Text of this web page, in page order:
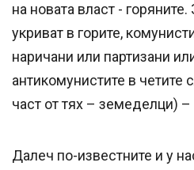
на новата власт -
укриват в горите,
наричани или партизани
антикомунистите в четите
част от тях – земеделци) –
Далеч по-известните и у